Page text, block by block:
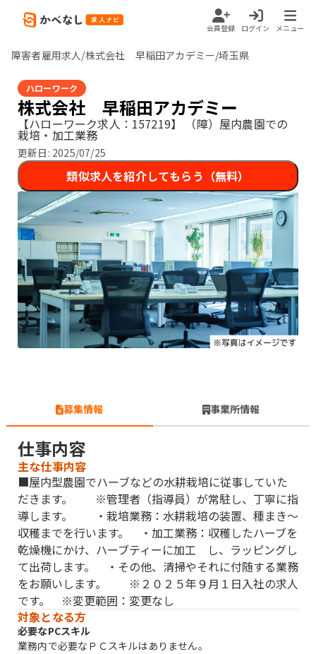
会員登録 ログイン メニュー
障害者雇用求人/株式会社 早稲田アカデミー/埼玉県
ハローワーク
株式会社 早稲田アカデミー
【ハローワーク求人：157219】 （障）屋内農園での
栽培・加工業務
更新日: 2025/07/25
類似求人を紹介してもらう（無料）
募集情報 事業所情報
仕事内容
主な仕事内容
■屋内型農園でハーブなどの水耕栽培に従事していた
だきます。 ※管理者（指導員）が常駐し、丁寧に指
導します。 ・栽培業務：水耕栽培の装置、種まき〜
収穫までを行います。 ・加工業務：収穫したハーブを
乾燥機にかけ、ハーブティーに加工 し、ラッピングし
て出荷します。 ・その他、清掃やそれに付随する業務
をお願いします。 ※２０２５年９月１日入社の求人
です。 ※変更範囲：変更なし
対象となる方
必要なPCスキル
業務内で必要なＰＣスキルはありません。